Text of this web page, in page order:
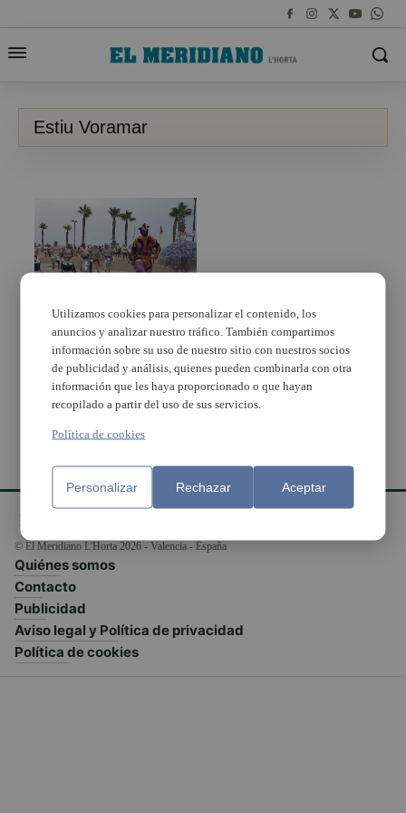
Estiu Voramar
Puçol te invita a
disfrutar de sus
atractivos este verano
© El Meridiano L'Horta 2026 - Valencia - España
Quiénes somos
Contacto
Publicidad
Aviso legal y Política de privacidad
Política de cookies
Utilizamos cookies para personalizar el contenido, los
anuncios y analizar nuestro tráfico. También compartimos
información sobre su uso de nuestro sitio con nuestros socios
de publicidad y análisis, quienes pueden combinarla con otra
información que les haya proporcionado o que hayan
recopilado a partir del uso de sus servicios.
Política de cookies
Personalizar Rechazar Aceptar